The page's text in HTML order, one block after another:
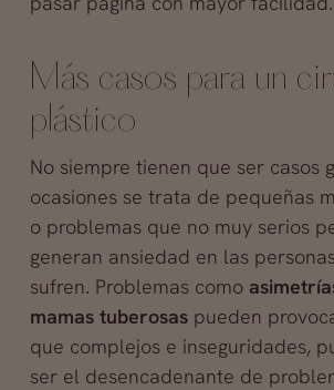
Más casos para un
plástico
No siempre tienen que ser casos
ocasiones se trata de pequeñas
o problemas que no muy serios
generan ansiedad en las
sufren. Problemas como
mamas tuberosaspueden
que complejos e inseguridades,
ser el desencadenante de